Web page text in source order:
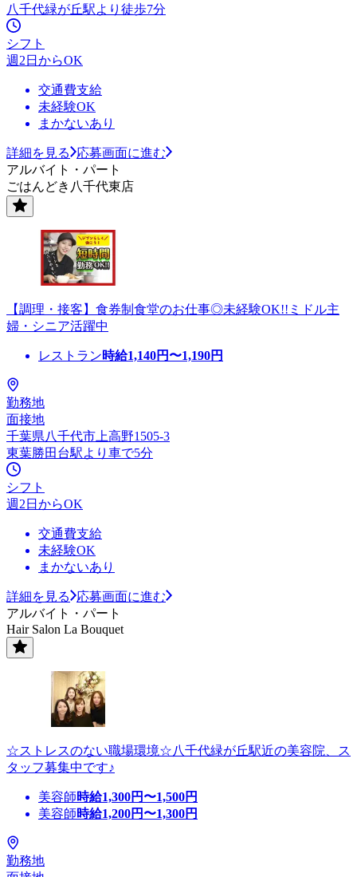
八千代緑が丘駅より徒歩7分
シフト
週2日からOK
交通費支給
未経験OK
まかないあり
詳細を見る
応募画面に進む
アルバイト・パート
ごはんどき八千代東店
【調理・接客】食券制食堂のお仕事◎未経験OK!!ミドル主
婦・シニア活躍中
レストラン時給1,140円〜1,190円
勤務地
面接地
千葉県八千代市上高野1505-3
東葉勝田台駅より車で5分
シフト
週2日からOK
交通費支給
未経験OK
まかないあり
詳細を見る
応募画面に進む
アルバイト・パート
Hair Salon La Bouquet
☆ストレスのない職場環境☆八千代緑が丘駅近の美容院、ス
タッフ募集中です♪
美容師時給1,300円〜1,500円
美容師時給1,200円〜1,300円
勤務地